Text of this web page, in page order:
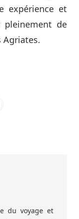
expérience et
de
Agriates.
du voyage et